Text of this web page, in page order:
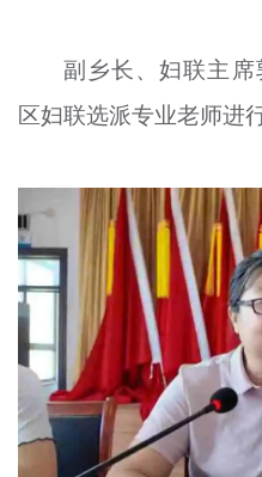
副乡长、妇联主席
区妇联选派专业老师进